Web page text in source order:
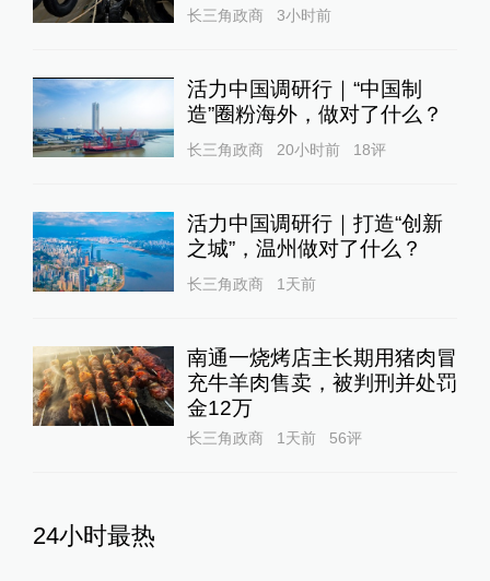
长三角政商 3小时前
活力中国调研行｜“中国制
造”圈粉海外，做对了什么？
长三角政商 20小时前 18评
活力中国调研行｜打造“创新
之城”，温州做对了什么？
长三角政商 1天前
南通一烧烤店主长期用猪肉冒
充牛羊肉售卖，被判刑并处罚
金12万
长三角政商 1天前 56评
24小时最热